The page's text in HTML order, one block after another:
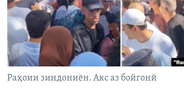
Раҳоии зиндониён. Акс аз бойгонӣ